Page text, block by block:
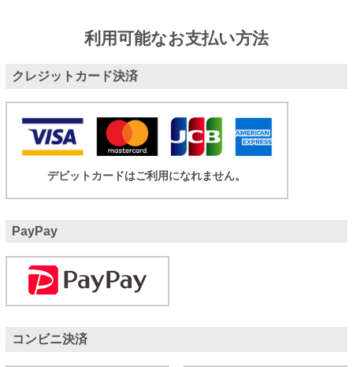
利用可能なお支払い方法
クレジットカード決済
デビットカードはご利用になれません。
PayPay
コンビニ決済